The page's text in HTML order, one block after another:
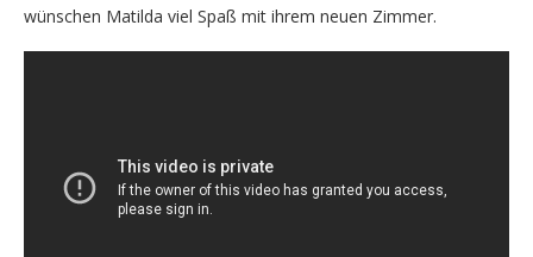
wünschen Matilda viel Spaß mit ihrem neuen Zimmer.